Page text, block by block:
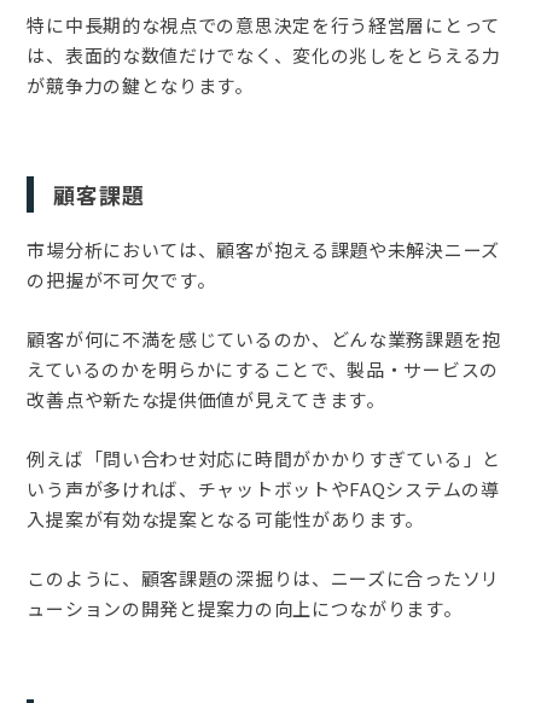
特に中長期的な視点での意思決定を行う経営層にとって
は、表面的な数値だけでなく、変化の兆しをとらえる力
が競争力の鍵となります。
顧客課題
市場分析においては、顧客が抱える課題や未解決ニーズ
の把握が不可欠です。
顧客が何に不満を感じているのか、どんな業務課題を抱
えているのかを明らかにすることで、製品・サービスの
改善点や新たな提供価値が見えてきます。
例えば「問い合わせ対応に時間がかかりすぎている」と
いう声が多ければ、チャットボットやFAQシステムの導
入提案が有効な提案となる可能性があります。
このように、顧客課題の深掘りは、ニーズに合ったソリ
ューションの開発と提案力の向上につながります。